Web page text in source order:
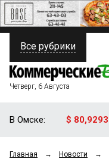
ПОЛИТИКА
ФИНАНСЫ
ОБЩЕСТВО
Все рубрики
Четверг, 6 Августа
В Омске: $ 80,9293
Главная → Новости →